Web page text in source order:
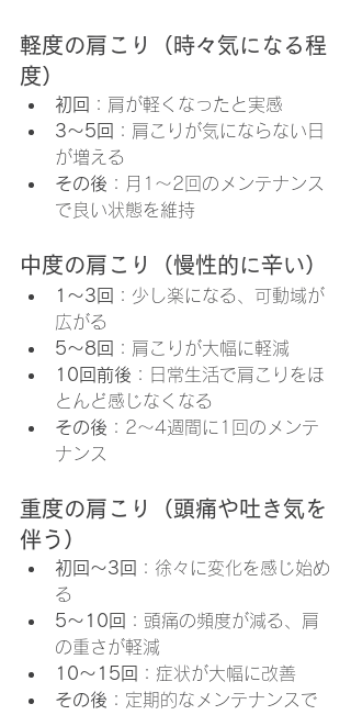
軽度の肩こり（時々気になる程
度）
初回
：肩が軽くなったと実感
3〜5回
：肩こりが気にならない日
が増える
その後 ：月1〜2回のメンテナンス
で良い状態を維持
中度の肩こり（慢性的に辛い）
1〜3回
：少し楽になる、可動域が
広がる
5〜8回
：肩こりが大幅に軽減
10回前後 ：日常生活で肩こりをほ
とんど感じなくなる
その後 ：2〜4週間に1回のメンテ
ナンス
重度の肩こり（頭痛や吐き気を
伴う）
初回〜3回
：徐々に変化を感じ始め
る
5〜10回
：頭痛の頻度が減る、肩
の重さが軽減
10〜15回
：症状が大幅に改善
その後 ：定期的なメンテナンスで